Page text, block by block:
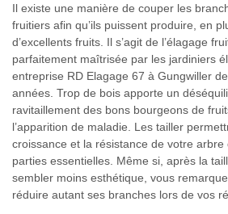
Il existe une manière de couper les
fruitiers afin qu’ils puissent produire, en
d’excellents fruits. Il s’agit de l’élagage
parfaitement maîtrisée par les jardiniers
entreprise RD Elagage 67 à Gungwiller
années. Trop de bois apporte un
ravitaillement des bons bourgeons de
l’apparition de maladie. Les tailler
croissance et la résistance de votre
parties essentielles. Même si, après la
sembler moins esthétique, vous
réduire autant ses branches lors de vos